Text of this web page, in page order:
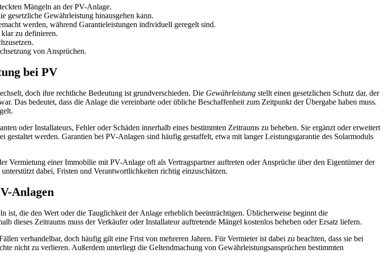
Mängeln an der PV-Anlage.
gesetzliche Gewährleistung hinausgehen kann.
werden, während Garantieleistungen individuell geregelt sind.
zu definieren.
von Ansprüchen.
bei PV
doch ihre rechtliche Bedeutung ist grundverschieden. Die Gewährleistung stellt einen gesetzlichen Schutz dar, der
Das bedeutet, dass die Anlage die vereinbarte oder übliche Beschaffenheit zum Zeitpunkt der Übergabe haben muss.
oder Installateurs, Fehler oder Schäden innerhalb eines bestimmten Zeitraums zu beheben. Sie ergänzt oder erweitert
werden. Garantien bei PV-Anlagen sind häufig gestaffelt, etwa mit langer Leistungsgarantie des Solarmoduls
Vermietung einer Immobilie mit PV-Anlage oft als Vertragspartner auftreten oder Ansprüche über den Eigentümer der
dabei, Fristen und Verantwortlichkeiten richtig einzuschätzen.
Anlagen
ist, die den Wert oder die Tauglichkeit der Anlage erheblich beeinträchtigen. Üblicherweise beginnt die
dieses Zeitraums muss der Verkäufer oder Installateur auftretende Mängel kostenlos beheben oder Ersatz liefern.
verhandelbar, doch häufig gilt eine Frist von mehreren Jahren. Für Vermieter ist dabei zu beachten, dass sie bei
nicht zu verlieren. Außerdem unterliegt die Geltendmachung von Gewährleistungsansprüchen bestimmten